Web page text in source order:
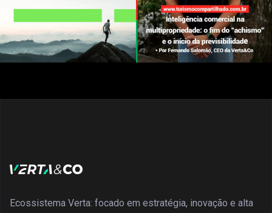
Ecossistema Verta: focado em estratégia, inovação e alta